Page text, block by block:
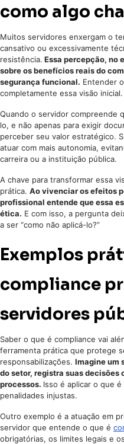
como algo
Muitos servidores enxergam o
cansativo ou excessivamente
resistência. Essa percepção, no
sobre os benefícios reais do
segurança funcional. Entender
completamente essa visão inicial.
Quando o servidor compreende
lo, e não apenas para exigir
perceber seu valor estratégico.
atuar com mais autonomia,
carreira ou a instituição pública.
A chave para transformar essa
prática. Ao vivenciar os efeitos
profissional entende que essa
ética. E com isso, a pergunta
a ser “como não aplicá-lo?”
Exemplos
compliance
servidores
Saber o que é compliance vai
ferramenta prática que protege
responsabilizações. Imagine um
do setor, registra suas
processos. Isso é aplicar o que
penalidades injustas.
Outro exemplo é a atuação em
servidor que entende o que é
obrigatórias, os limites legais e